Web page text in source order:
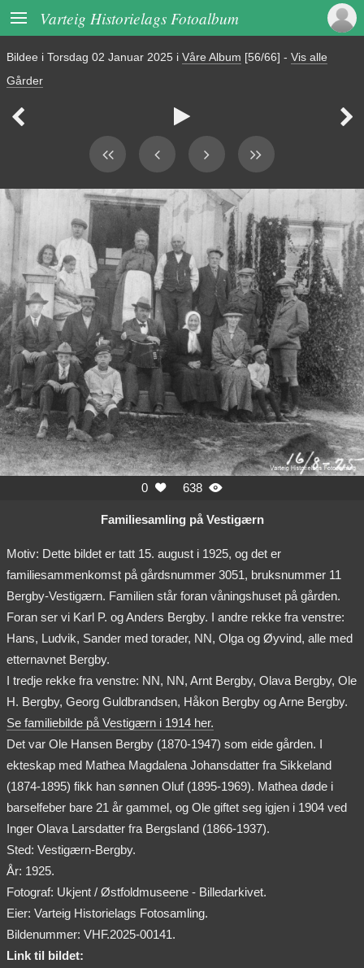
 Varteig Historielags Fotoalbum
Bildee i Torsdag 02 Januar 2025 i Våre Album [56/66] - Vis alle
Gårder
  
0  638 
Familiesamling på Vestigærn
Motiv: Dette bildet er tatt 15. august i 1925, og det er
familiesammenkomst på gårdsnummer 3051, bruksnummer 11
Bergby-Vestigærn. Familien står foran våningshuset på gården.
Foran ser vi Karl P. og Anders Bergby. I andre rekke fra venstre:
Hans, Ludvik, Sander med torader, NN, Olga og Øyvind, alle med
etternavnet Bergby.
I tredje rekke fra venstre: NN, NN, Arnt Bergby, Olava Bergby, Ole
H. Bergby, Georg Guldbrandsen, Håkon Bergby og Arne Bergby.
Se familiebilde på Vestigærn i 1914 her.
Det var Ole Hansen Bergby (1870-1947) som eide gården. I
ekteskap med Mathea Magdalena Johansdatter fra Sikkeland
(1874-1895) fikk han sønnen Oluf (1895-1969). Mathea døde i
barselfeber bare 21 år gammel, og Ole giftet seg igjen i 1904 ved
Inger Olava Larsdatter fra Bergsland (1866-1937).
Sted: Vestigærn-Bergby.
År: 1925.
Fotograf: Ukjent / Østfoldmuseene - Billedarkivet.
Eier: Varteig Historielags Fotosamling.
Bildenummer: VHF.2025-00141.
Link til bildet: